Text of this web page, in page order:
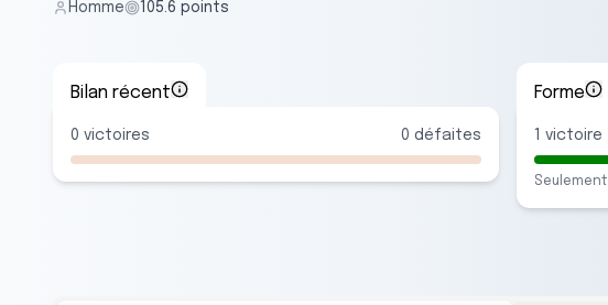
Homme 105.6 points
Bilan récent
0 victoires 0 défaites
Forme
victoire
Seulement